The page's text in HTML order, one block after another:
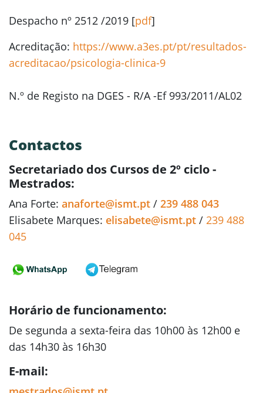
Despacho nº 2512 /2019 [pdf]
Acreditação: https://www.a3es.pt/pt/resultados-
acreditacao/psicologia-clinica-9
N.º de Registo na DGES - R/A -Ef 993/2011/AL02
Contactos
Secretariado dos Cursos de 2º ciclo -
Mestrados:
Ana Forte: anaforte@ismt.pt / 239 488 043
Elisabete Marques: elisabete@ismt.pt / 239 488
045
Horário de funcionamento:
De segunda a sexta-feira das 10h00 às 12h00 e
das 14h30 às 16h30
E-mail: